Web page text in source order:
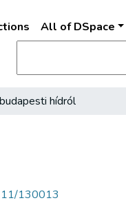
All of DSpace
hídról
130013